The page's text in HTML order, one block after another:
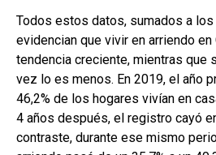
Todos estos datos, sumados a
evidencian que vivir en arriendo
tendencia creciente, mientras que
vez lo es menos. En 2019, el año
46,2% de los hogares vivían en
4 años después, el registro cayó
contraste, durante ese mismo